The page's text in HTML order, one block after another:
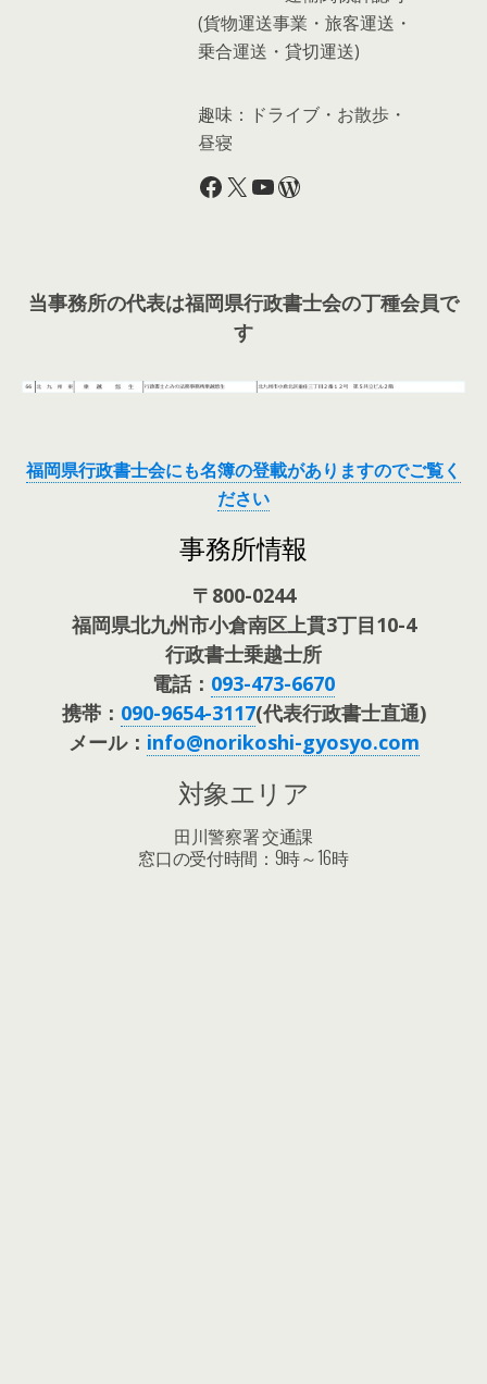
(貨物運送事業・旅客運送・
乗合運送・貸切運送)
趣味：ドライブ・お散歩・
昼寝
Facebook
X YouTube
WordPress
当事務所の代表は福岡県行政書士会の丁種会員で
す
福岡県行政書士会にも名簿の登載がありますのでご覧く
ださい
事務所情報
〒800-0244
福岡県北九州市小倉南区上貫3丁目10-4
行政書士乗越士所
電話： 093-473-6670
携帯： 090-9654-3117(代表行政書士直通)
メール： info@norikoshi-gyosyo.com
対象エリア
田川警察署 交通課
窓口の受付時間：9時～16時